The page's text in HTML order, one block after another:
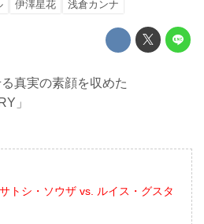
伊澤星花 浅倉カンナ
真実の素顔を収めた
」
トシ・ソウザ vs. ルイス・グスタ